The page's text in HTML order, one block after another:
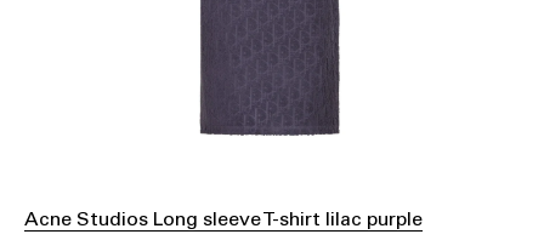
Acne Studios Long sleeve T-shirt lilac purple